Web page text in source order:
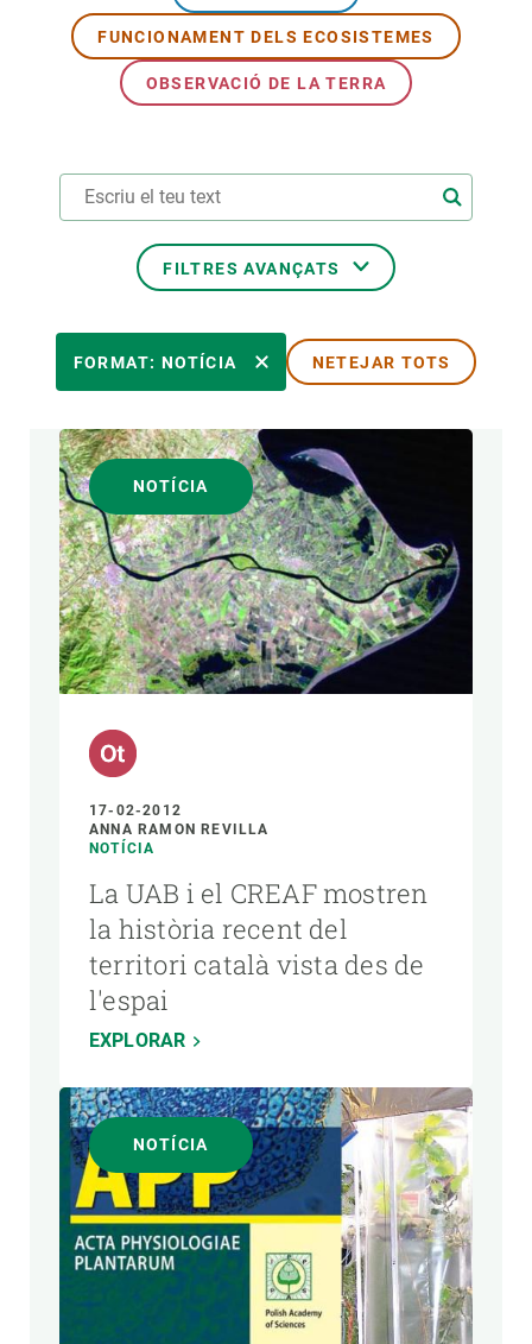
FUNCIONAMENT DELS ECOSISTEMES
OBSERVACIÓ DE LA TERRA
FILTRES AVANÇATS
TEMES TRANSVERSALS
FORMAT
AUTOR
FORMAT: NOTÍCIA NETEJAR TOTS
NOTÍCIA
17-02-2012
ANNA RAMON REVILLA
NOTÍCIA
La UAB i el CREAF mostren
la història recent del
territori català vista des de
l'espai
EXPLORAR
NOTÍCIA
PARTICIPA
NOTÍCIES I AGENDA